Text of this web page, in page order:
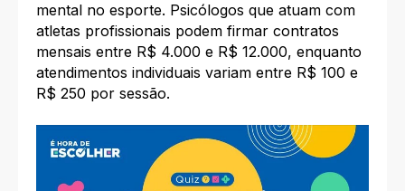
mental no esporte. Psicólogos que atuam com
atletas profissionais podem firmar contratos
mensais entre R$ 4.000 e R$ 12.000, enquanto
atendimentos individuais variam entre R$ 100 e
R$ 250 por sessão.​